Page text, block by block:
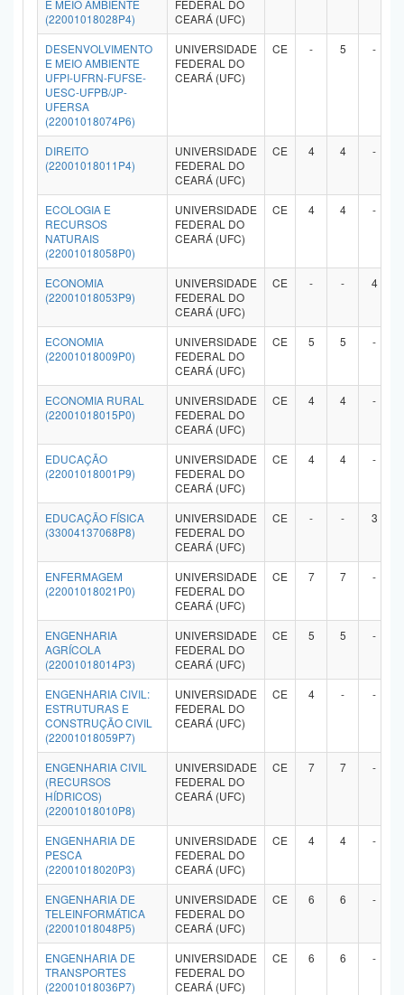
E MEIO AMBIENTE
(22001018028P4)
FEDERAL DO
CEARÁ (UFC)
DESENVOLVIMENTO
E MEIO AMBIENTE
UFPI-UFRN-FUFSE-
UESC-UFPB/JP-
UFERSA
(22001018074P6)
UNIVERSIDADE
FEDERAL DO
CEARÁ (UFC)
CE - 5 -
DIREITO
(22001018011P4)
UNIVERSIDADE
FEDERAL DO
CEARÁ (UFC)
CE 4 4 -
ECOLOGIA E
RECURSOS
NATURAIS
(22001018058P0)
UNIVERSIDADE
FEDERAL DO
CEARÁ (UFC)
CE 4 4 -
ECONOMIA
(22001018053P9)
UNIVERSIDADE
FEDERAL DO
CEARÁ (UFC)
CE - - 4
ECONOMIA
(22001018009P0)
UNIVERSIDADE
FEDERAL DO
CEARÁ (UFC)
CE 5 5 -
ECONOMIA RURAL
(22001018015P0)
UNIVERSIDADE
FEDERAL DO
CEARÁ (UFC)
CE 4 4 -
EDUCAÇÃO
(22001018001P9)
UNIVERSIDADE
FEDERAL DO
CEARÁ (UFC)
CE 4 4 -
EDUCAÇÃO FÍSICA
(33004137068P8)
UNIVERSIDADE
FEDERAL DO
CEARÁ (UFC)
CE - - 3
ENFERMAGEM
(22001018021P0)
UNIVERSIDADE
FEDERAL DO
CEARÁ (UFC)
CE 7 7 -
ENGENHARIA
AGRÍCOLA
(22001018014P3)
UNIVERSIDADE
FEDERAL DO
CEARÁ (UFC)
CE 5 5 -
ENGENHARIA CIVIL:
ESTRUTURAS E
CONSTRUÇÃO CIVIL
(22001018059P7)
UNIVERSIDADE
FEDERAL DO
CEARÁ (UFC)
CE 4 - -
ENGENHARIA CIVIL
(RECURSOS
HÍDRICOS)
(22001018010P8)
UNIVERSIDADE
FEDERAL DO
CEARÁ (UFC)
CE 7 7 -
ENGENHARIA DE
PESCA
(22001018020P3)
UNIVERSIDADE
FEDERAL DO
CEARÁ (UFC)
CE 4 4 -
ENGENHARIA DE
TELEINFORMÁTICA
(22001018048P5)
UNIVERSIDADE
FEDERAL DO
CEARÁ (UFC)
CE 6 6 -
ENGENHARIA DE
TRANSPORTES
(22001018036P7)
UNIVERSIDADE
FEDERAL DO
CEARÁ (UFC)
CE 6 6 -